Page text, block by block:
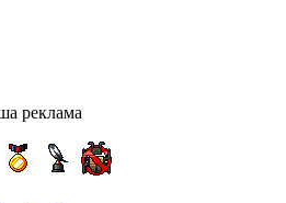
реклама